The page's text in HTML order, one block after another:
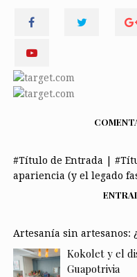
#Título de Entrada |
apariencia (y el legado
Artesanía sin artesanos:
Kokolet y el
Guapotrivia